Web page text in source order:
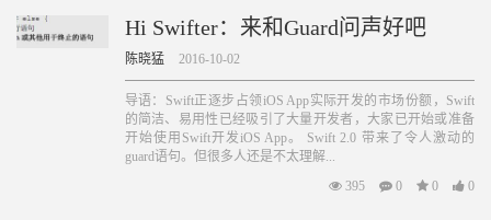
Hi Swifter：来和Guard问声好吧
陈晓猛 2016-10-02
导语：Swift正逐步占领iOS App实际开发的市场份额，Swift
的简洁、易用性已经吸引了大量开发者，大家已开始或准备
开始使用Swift开发iOS App。 Swift 2.0 带来了令人激动的
guard语句。但很多人还是不太理解...
395
0 0 0